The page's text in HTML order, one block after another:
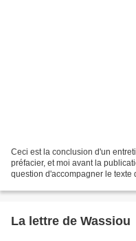
Ceci est la conclusion d'un
préfacier, et moi avant la
question d'accompagner le
La lettre de Wassiou